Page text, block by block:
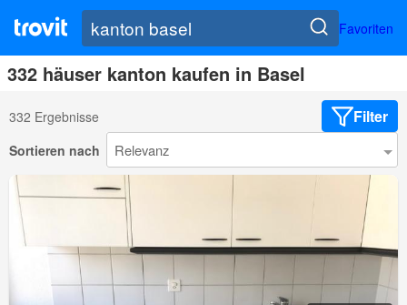
Favoriten
332 häuser kanton kaufen in Basel
332 Ergebnisse Filter
Sortieren nach